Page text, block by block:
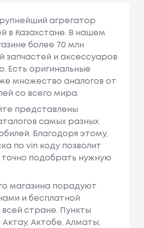
агрегатор
в Казахстане. В нашем
более 70 млн
запчастей и аксессуаров
Есть оригинальные
множество аналогов от
со всего мира.
представлены
самых разных
Благодоря этому,
по vin коду позволит
подобрать нужную
магазина порадуют
и бесплатной
стране. Пункты
Актау, Актобе, Алматы,